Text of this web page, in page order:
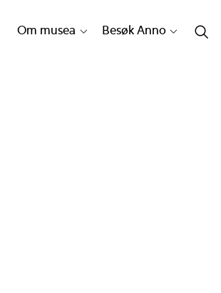
Om musea Besøk Anno